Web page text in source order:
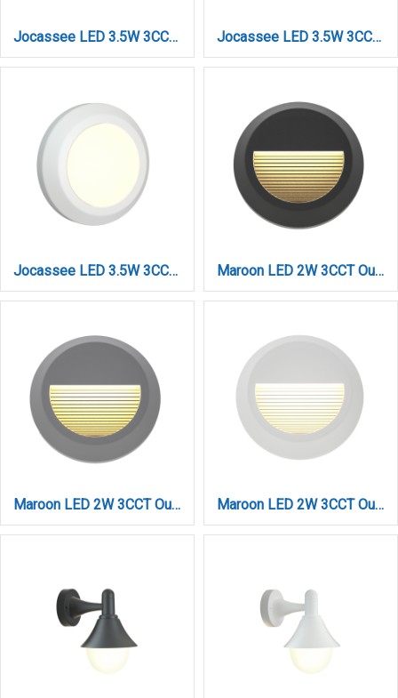
Jocassee LED 3.5W 3CCT Outdoor Wall Lamp Anthracite D:15cmx2.7cm (80201440) Jocassee LED 3.5W 3CCT Outdoor Wall Lamp Grey D:15cmx2.7cm (80201430)
Jocassee LED 3.5W 3CCT Outdoor Wall Lamp White D:15cmx2.7cm (80201420) Maroon LED 2W 3CCT Outdoor Wall Lamp Anthracite D:15cmx2.7cm (80201640)
Maroon LED 2W 3CCT Outdoor Wall Lamp Grey D:15cmx2.7cm (80201630) Maroon LED 2W 3CCT Outdoor Wall Lamp White D:15cmx2.7cm (80201620)